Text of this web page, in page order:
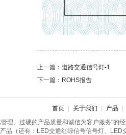
上一篇： 道路交通信号灯-1
下一篇： ROHS报告
首页 | 关于我们 | 产品 |
理、过硬的产品质量和诚信为客户服务"的
品（还有：LED交通红绿信号信号灯、